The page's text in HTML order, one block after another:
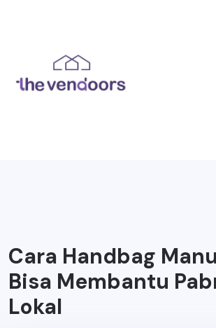
Cara Handbag
Bisa Membantu
Lokal